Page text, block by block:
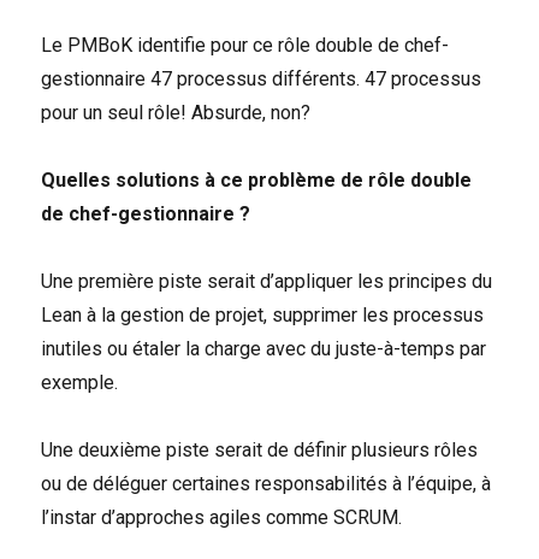
Le PMBoK identifie pour ce rôle double de chef-
gestionnaire 47 processus différents. 47 processus
pour un seul rôle! Absurde, non?
Quelles solutions à ce problème de rôle double
de chef-gestionnaire ?
Une première piste serait d’appliquer les principes du
Lean à la gestion de projet, supprimer les processus
inutiles ou étaler la charge avec du juste-à-temps par
exemple.
Une deuxième piste serait de définir plusieurs rôles
ou de déléguer certaines responsabilités à l’équipe, à
l’instar d’approches agiles comme SCRUM.